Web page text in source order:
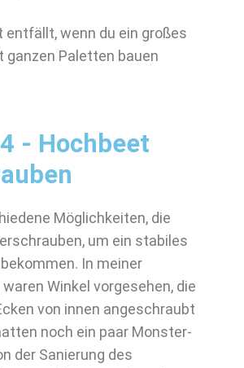
entfällt, wenn du ein großes
ganzen Paletten bauen
- Hochbeet
Möglichkeiten, die
um ein stabiles
In meiner
Winkel vorgesehen, die
von innen angeschraubt
noch ein paar Monster-
der Sanierung des